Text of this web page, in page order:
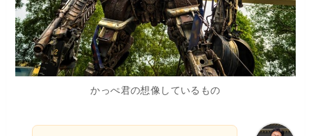
かっぺ君の想像しているもの